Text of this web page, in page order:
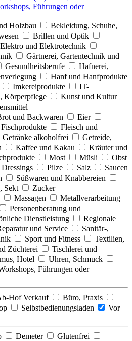
Führungen oder
Holzbau
Bekleidung, Schuhe,
Brillen und Optik
Elektro und Elektrotechnik
Gärtnerei, Gartentechnik und
Gesundheitsberufe
Hafnerei,
Hanf und Hanfprodukte
Imkereiprodukte
IT-
Körperpflege
Kunst und Kultur
und Backwaren
Eier
Fleisch und
Getränke alkoholfrei
Getreide,
Kaffee und Kakau
Kräuter und
Most Müsli
Obst
Pilze Salz
Saucen
Süßwaren und Knabbereien
Sekt
Zucker
Massagen
Metallverarbeitung
Personenberatung und
Dienstleistung
Regionale
und Service
Sanitär-,
Sport und Fitness
Textilien,
Züchterei
Tischlerei und
Hotel
Uhren, Schmuck
Führungen oder
Hof Verkauf
Büro, Praxis
Selbstbedienungsladen
Vor
Demeter
Glutenfrei